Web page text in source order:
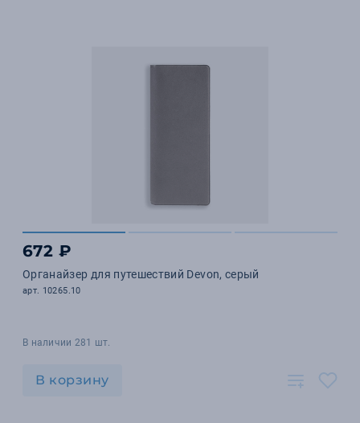
672 ₽
Органайзер для путешествий Devon, серый
арт. 10265.10
В наличии 281 шт.
В корзину